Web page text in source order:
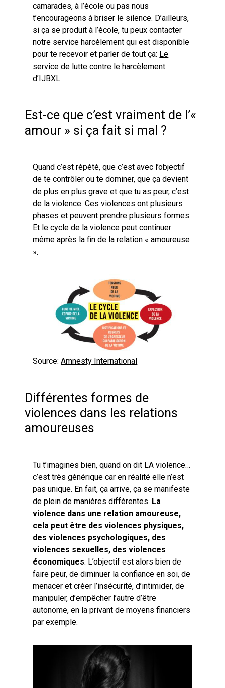
camarades, à l’école ou pas nous
t’encourageons à briser le silence. D’ailleurs,
si ça se produit à l’école, tu peux contacter
notre service harcèlement qui est disponible
pour te recevoir et parler de tout ça: Le
service de lutte contre le harcèlement
d’IJBXL
Est-ce que c’est vraiment de l’«
amour » si ça fait si mal ?
Quand c’est répété, que c’est avec l’objectif
de te contrôler ou te dominer, que ça devient
de plus en plus grave et que tu as peur, c’est
de la violence. Ces violences ont plusieurs
phases et peuvent prendre plusieurs formes.
Et le cycle de la violence peut continuer
même après la fin de la relation « amoureuse
».
Source:Amnesty International
Différentes formes de
violences dans les relations
amoureuses
Tu t’imagines bien, quand on dit LA violence…
c’est très générique car en réalité elle n’est
pas unique. En fait, ça arrive, ça se manifeste
de plein de manières différentes. La
violence dans une relation amoureuse,
cela peut être des violences physiques,
des violences psychologiques, des
violences sexuelles, des violences
économiques. L’objectif est alors bien de
faire peur, de diminuer la confiance en soi, de
menacer et créer l’insécurité, d’intimider, de
manipuler, d’empêcher l’autre d’être
autonome, en la privant de moyens financiers
par exemple.